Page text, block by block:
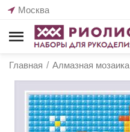
Москва
Главная / Алмазная мозаика